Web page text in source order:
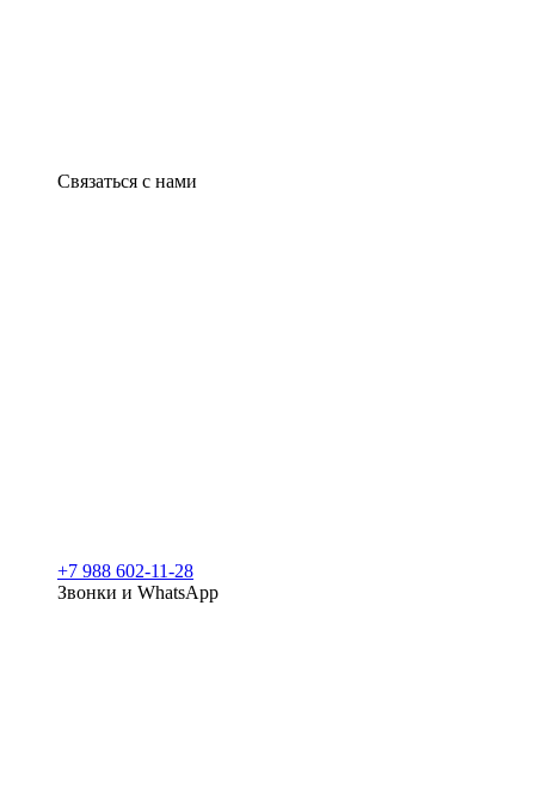
Связаться с нами
+7 988 602-11-28
Звонки и WhatsApp